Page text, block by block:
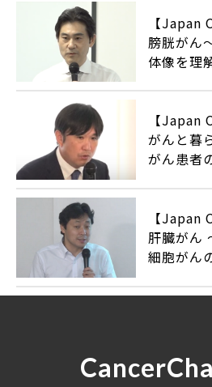
【Japan
膀胱がん
体像を理
【Japan
がんと暮
がん患者
【Japan
肝臓がん
細胞がん